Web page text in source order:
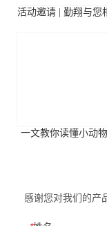
活动邀请 | 勤翔与您
一文教你读懂小动
感谢您对我们的产